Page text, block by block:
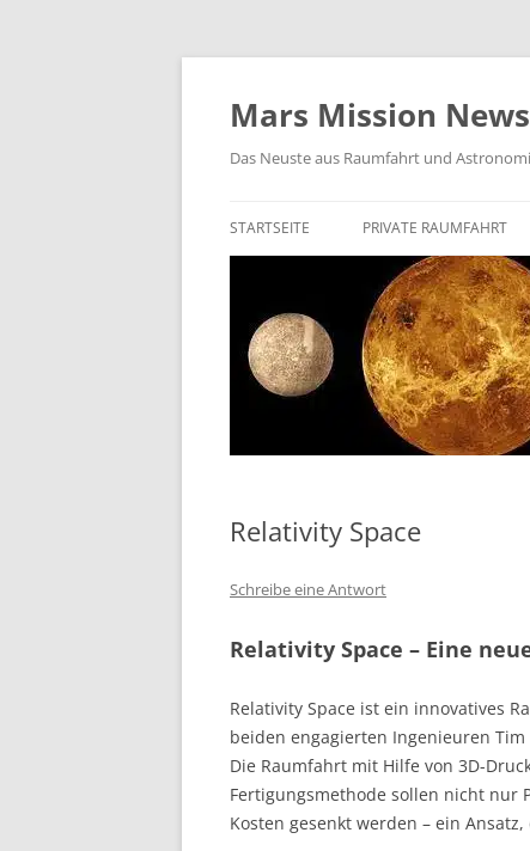
Zum
Mars Mission News
Das Neuste aus Raumfahrt und
STARTSEITE PRIVATE RAUMFAHRT
SPACEX
BIEGELOW AEROSPACE
ROCKET LAB
VIRGIN GALACTIC
ISAR AEROSPACE
Relativity Space
Schreibe eine Antwort
Relativity Space – Eine
Relativity Space ist ein innovatives
beiden engagierten Ingenieuren
Die Raumfahrt mit Hilfe von 3D-
Fertigungsmethode sollen nicht nur
Kosten gesenkt werden – ein